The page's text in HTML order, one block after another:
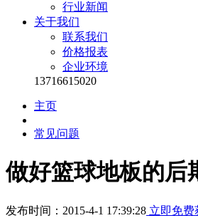
行业新闻
关于我们
联系我们
价格报表
企业环境
13716615020
主页
常见问题
做好篮球地板的后
发布时间：2015-4-1 17:39:28 立即免费